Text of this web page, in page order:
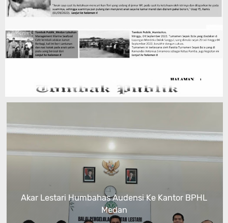
Akar Lestari Humbahas Audensi Ke Kantor BPHL
Medan